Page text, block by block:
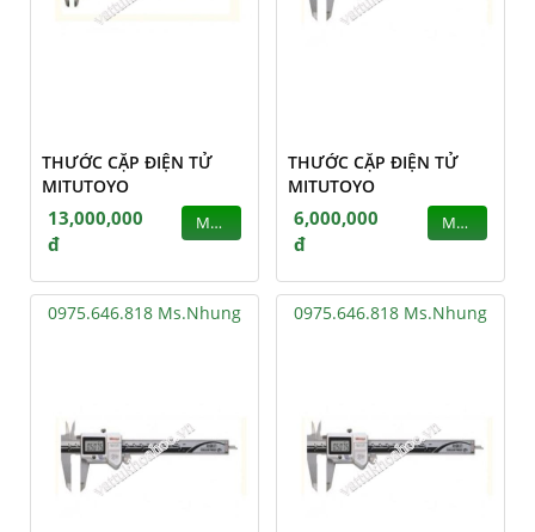
THƯỚC CẶP ĐIỆN TỬ
MITUTOYO
13,000,000
đ
MUA
THƯỚC CẶP ĐIỆN TỬ
MITUTOYO
6,000,000
đ
MUA
0975.646.818 Ms.Nhung 0975.646.818 Ms.Nhung